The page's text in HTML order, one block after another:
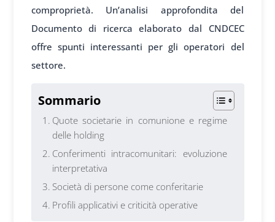
comproprietà. Un’analisi approfondita del
Documento di ricerca elaborato dal CNDCEC
offre spunti interessanti per gli operatori del
settore.
Sommario
Quote societarie in comunione e regime
delle holding
Conferimenti intracomunitari: evoluzione
interpretativa
Società di persone come conferitarie
Profili applicativi e criticità operative